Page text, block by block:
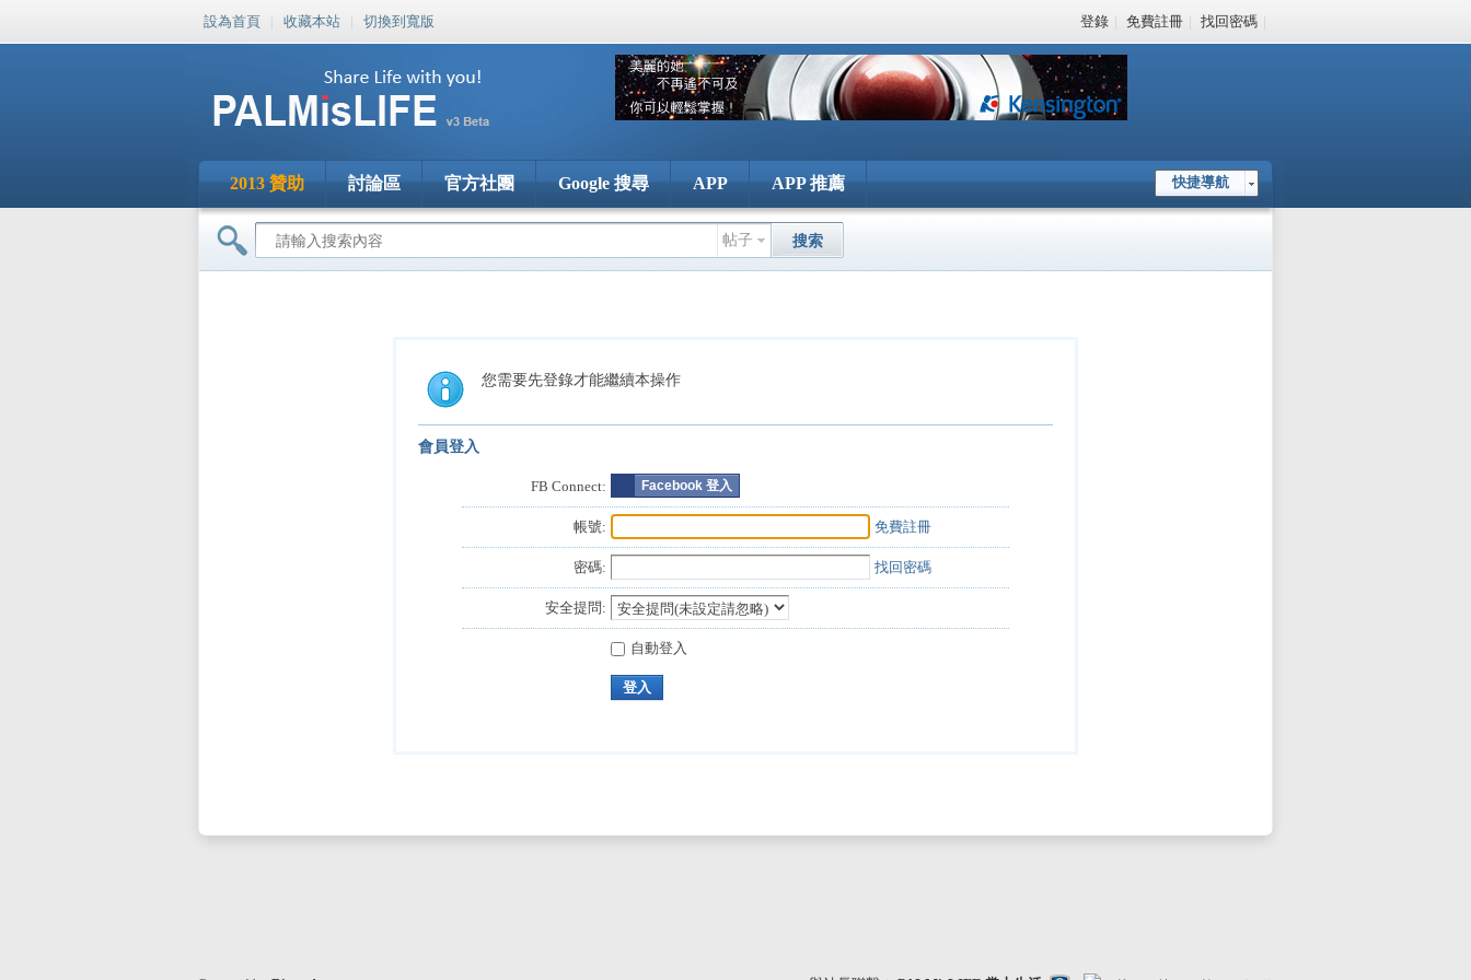
設為首頁 | 收藏本站 | 切換到寬版 登錄 | 免費註冊 | 找回密碼 |
快捷導航
2013 贊助 討論區 官方社團 Google 搜尋 APP APP 推薦
帖子 搜索
您需要先登錄才能繼續本操作
會員登入
FB Connect: Facebook 登入
帳號: 免費註冊
密碼: 找回密碼
安全提問:
自動登入
登入